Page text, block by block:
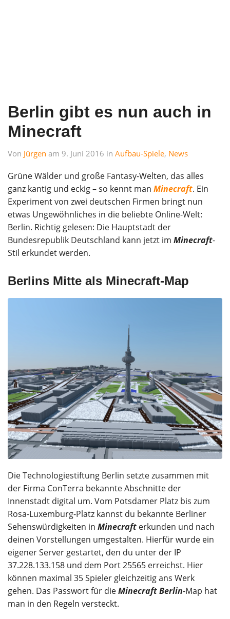
Berlin gibt es nun auch in
Minecraft
Von Jürgen am 9. Juni 2016 in Aufbau-Spiele, News
Grüne Wälder und große Fantasy-Welten, das alles
ganz kantig und eckig – so kennt man Minecraft. Ein
Experiment von zwei deutschen Firmen bringt nun
etwas Ungewöhnliches in die beliebte Online-Welt:
Berlin. Richtig gelesen: Die Hauptstadt der
Bundesrepublik Deutschland kann jetzt im Minecraft-
Stil erkundet werden.
Berlins Mitte als Minecraft-Map
Die Technologiestiftung Berlin setzte zusammen mit
der Firma ConTerra bekannte Abschnitte der
Innenstadt digital um. Vom Potsdamer Platz bis zum
Rosa-Luxemburg-Platz kannst du bekannte Berliner
Sehenswürdigkeiten in Minecraft erkunden und nach
deinen Vorstellungen umgestalten. Hierfür wurde ein
eigener Server gestartet, den du unter der IP
37.228.133.158 und dem Port 25565 erreichst. Hier
können maximal 35 Spieler gleichzeitig ans Werk
gehen. Das Passwort für dieMinecraft Berlin-Map hat
man in den Regeln versteckt.